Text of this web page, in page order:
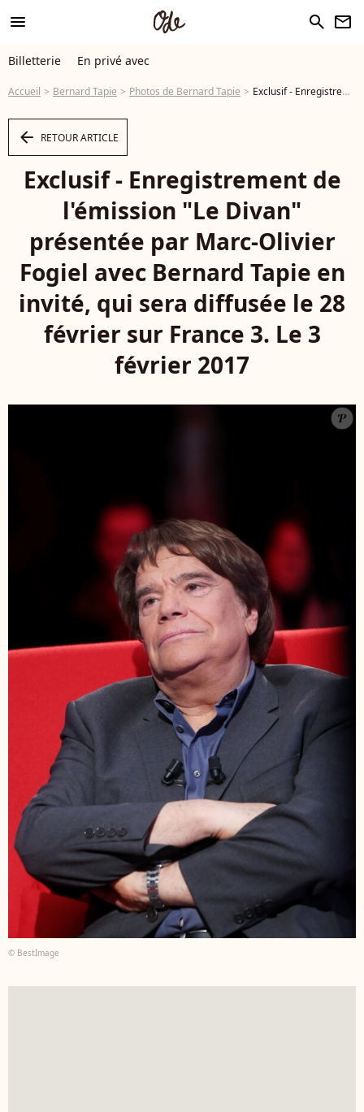
menu search newsletter
Billetterie En privé avec
Accueil Bernard Tapie Photos de Bernard Tapie Exclusif - Enregistrement de l'émission "Le Divan" présentée par Marc-Olivier Fogiel avec Bernard Tapie en invité, qui sera diffusée le 28 février sur France 3. Le 3 février 2017 © Dominique Jacovides / Bestimage - Photo
arrow_left RETOUR ARTICLE
Exclusif - Enregistrement de
l'émission "Le Divan"
présentée par Marc-Olivier
Fogiel avec Bernard Tapie en
invité, qui sera diffusée le 28
février sur France 3. Le 3
février 2017
© BestImage